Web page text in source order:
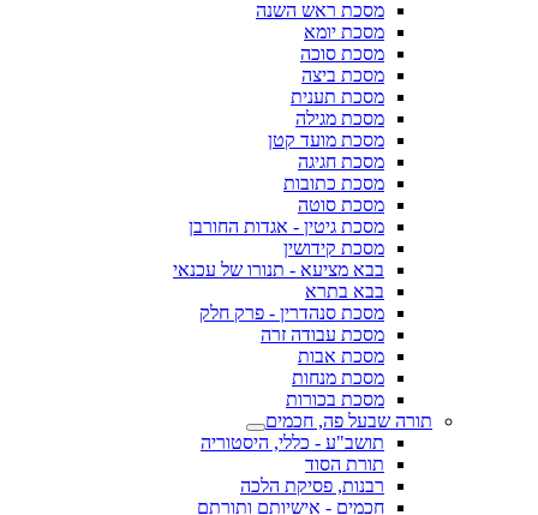
מסכת ראש השנה
מסכת יומא
מסכת סוכה
מסכת ביצה
מסכת תענית
מסכת מגילה
מסכת מועד קטן
מסכת חגיגה
מסכת כתובות
מסכת סוטה
מסכת גיטין - אגדות החורבן
מסכת קידושין
בבא מציעא - תנורו של עכנאי
בבא בתרא
מסכת סנהדרין - פרק חלק
מסכת עבודה זרה
מסכת אבות
מסכת מנחות
מסכת בכורות
תורה שבעל פה, חכמים
תושב"ע - כללי, היסטוריה
תורת הסוד
רבנות, פסיקת הלכה
חכמים - אישיותם ותורתם